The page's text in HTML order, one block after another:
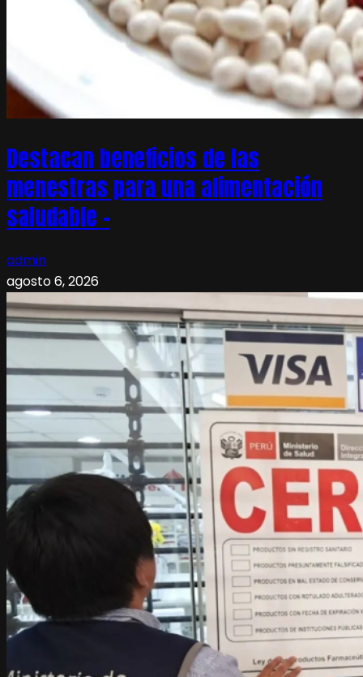
Destacan beneficios de las
menestras para una alimentación
saludable –
admin
agosto 6, 2026